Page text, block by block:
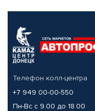
Телефон колл-центра
+7 949 00-00-550
Пн-Вс с 9.00 до 18.00